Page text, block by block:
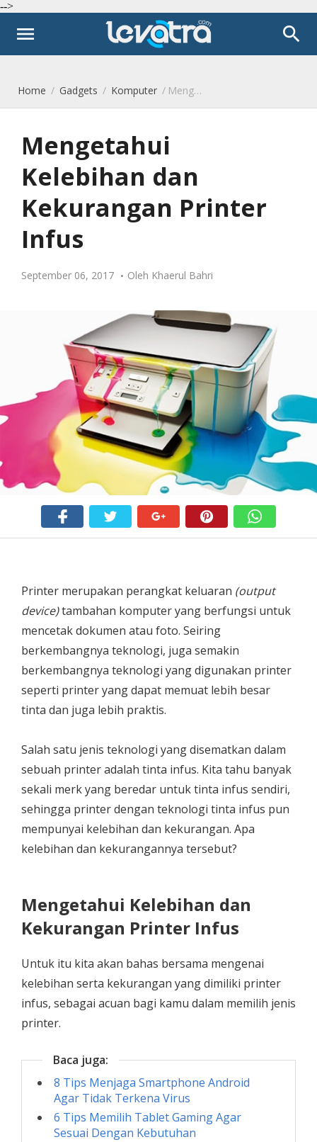
-->
menu search
Home / Gadgets / Komputer / Mengetahui Kelebihan dan Kekurangan Printer Infus
Mengetahui
Kelebihan dan
Kekurangan Printer
Infus
September 06, 2017 Oleh Khaerul Bahri
Printer merupakan perangkat keluaran (output
device)tambahan komputer yang berfungsi untuk
mencetak dokumen atau foto. Seiring
berkembangnya teknologi, juga semakin
berkembangnya teknologi yang digunakan printer
seperti printer yang dapat memuat lebih besar
tinta dan juga lebih praktis.
Salah satu jenis teknologi yang disematkan dalam
sebuah printer adalah tinta infus. Kita tahu banyak
sekali merk yang beredar untuk tinta infus sendiri,
sehingga printer dengan teknologi tinta infus pun
mempunyai kelebihan dan kekurangan. Apa
kelebihan dan kekurangannya tersebut?
Mengetahui Kelebihan dan
Kekurangan Printer Infus
Untuk itu kita akan bahas bersama mengenai
kelebihan serta kekurangan yang dimiliki printer
infus, sebagai acuan bagi kamu dalam memilih jenis
printer.
Baca juga:
8 Tips Menjaga Smartphone Android
Agar Tidak Terkena Virus
6 Tips Memilih Tablet Gaming Agar
Sesuai Dengan Kebutuhan